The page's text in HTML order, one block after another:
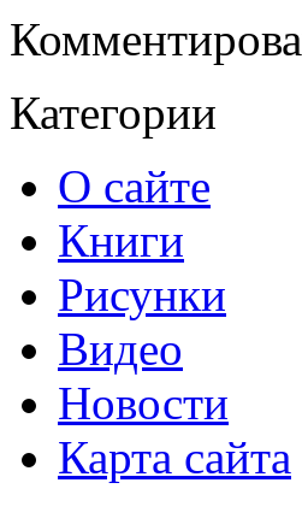
Категории
О сайте
Книги
Рисунки
Видео
Новости
Карта сайта